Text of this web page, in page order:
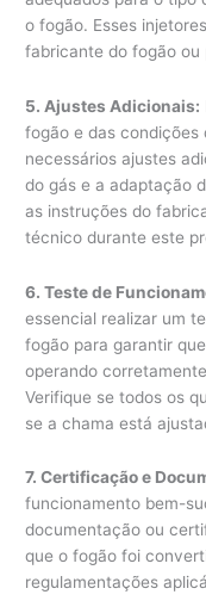
o fogão. Esses
fabricante do fogão ou
5. Ajustes Adicionais:
fogão e das condições
necessários ajustes
do gás e a adaptação
as instruções do
técnico durante este
6. Teste de
essencial realizar um
fogão para garantir
operando
Verifique se todos os
se a chama está
7. Certificação e
funcionamento bem-
documentação ou
que o fogão foi
regulamentações